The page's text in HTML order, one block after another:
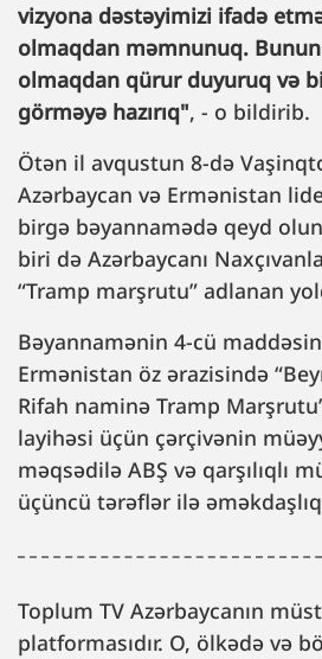
vizyona dəstəyimizi ifadə
olmaqdan məmnunuq.
olmaqdan qürur duyuruq və
görməyə hazırıq", - o bildirib.
Ötən il avqustun 8-də
Azərbaycan və Ermənistan
birgə bəyannamədə qeyd
biri də Azərbaycanı
“Tramp marşrutu” adlanan
Bəyannamənin 4-cü
Ermənistan öz ərazisində
Rifah naminə Tramp
layihəsi üçün çərçivənin
məqsədilə ABŞ və qarşılıqlı
üçüncü tərəflər ilə
Toplum TV Azərbaycanın
platformasıdır. O, ölkədə və